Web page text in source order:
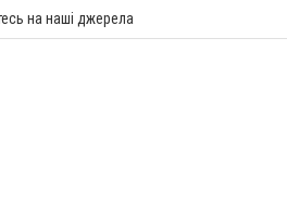
на наші джерела